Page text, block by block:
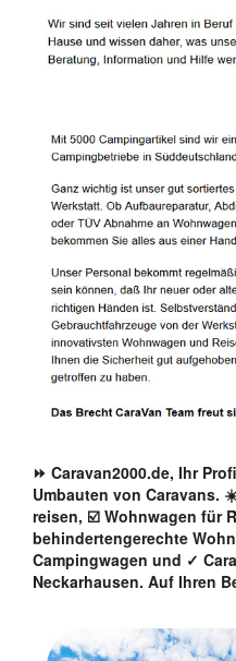
⏩ Caravan2000.de, Ihr
Umbauten von Caravans.
reisen, ☑️ Wohnwagen für
behindertengerechte
Campingwagen und ✓
Neckarhausen. Auf Ihren